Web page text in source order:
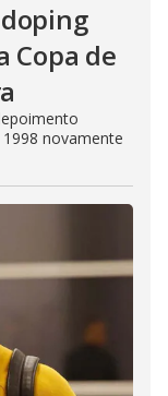
Copa de
novamente